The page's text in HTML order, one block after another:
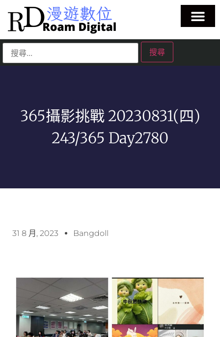
365攝影挑戰 20230831(四)
243/365 Day2780
31 8 月, 2023 Bangdoll